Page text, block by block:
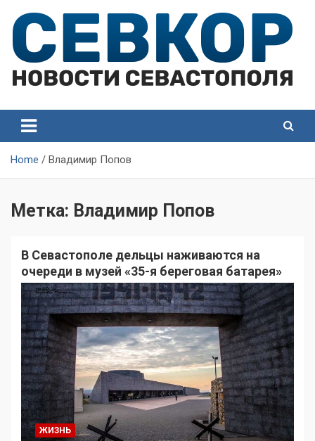
content
Севастополя
Севастополя
Home Владимир Попов
Метка: Владимир Попов
В Севастополе дельцы наживаются на
очереди в музей «35-я береговая батарея»
ЖИЗНЬ